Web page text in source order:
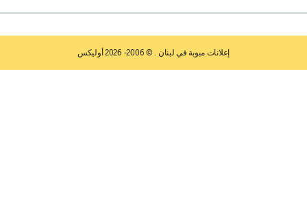
إعلانات مبوبة في لبنان . © 2006- 2026 أوليكس